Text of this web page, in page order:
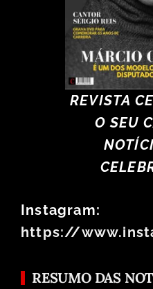
REVISTA
O SEU
Instagram:
https://
RESUMO DAS